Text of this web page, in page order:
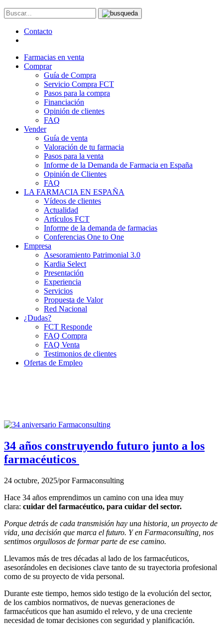
Contacto
Farmacias en venta
Comprar
Guía de Compra
Servicio Compra FCT
Pasos para la compra
Financiación
Opinión de clientes
FAQ
Vender
Guía de venta
Valoración de tu farmacia
Pasos para la venta
Informe de la Demanda de Farmacia en España
Opinión de Clientes
FAQ
LA FARMACIA EN ESPAÑA
Vídeos de clientes
Actualidad
Artículos FCT
Informe de la demanda de farmacias
Conferencias One to One
Empresa
Asesoramiento Patrimonial 3.0
Kardia Select
Presentación
Experiencia
Servicios
Propuesta de Valor
Red Nacional
¿Dudas?
FCT Responde
FAQ Compra
FAQ Venta
Testimonios de clientes
Ofertas de Empleo
34 años construyendo futuro junto a los
farmacéuticos
24 octubre, 2025/porFarmaconsulting
Hace 34 años emprendimos un camino con una idea muy
clara: cuidar del farmacéutico, para cuidar del sector.
Porque detrás de cada transmisión hay una historia, un proyecto de
vida, una decisión que marca el futuro. Y en Farmaconsulting, nos
sentimos orgullosos de formar parte de ese camino.
Llevamos más de tres décadas al lado de los farmacéuticos,
asesorándoles en decisiones clave tanto de su trayectoria profesional
como de su proyecto de vida personal.
Durante este tiempo, hemos sido testigo de la evolución del sector,
de los cambios normativos, de nuevas generaciones de
farmacéuticos que han asumido el relevo, y de una creciente
necesidad de tomar decisiones con seguridad y planificación.